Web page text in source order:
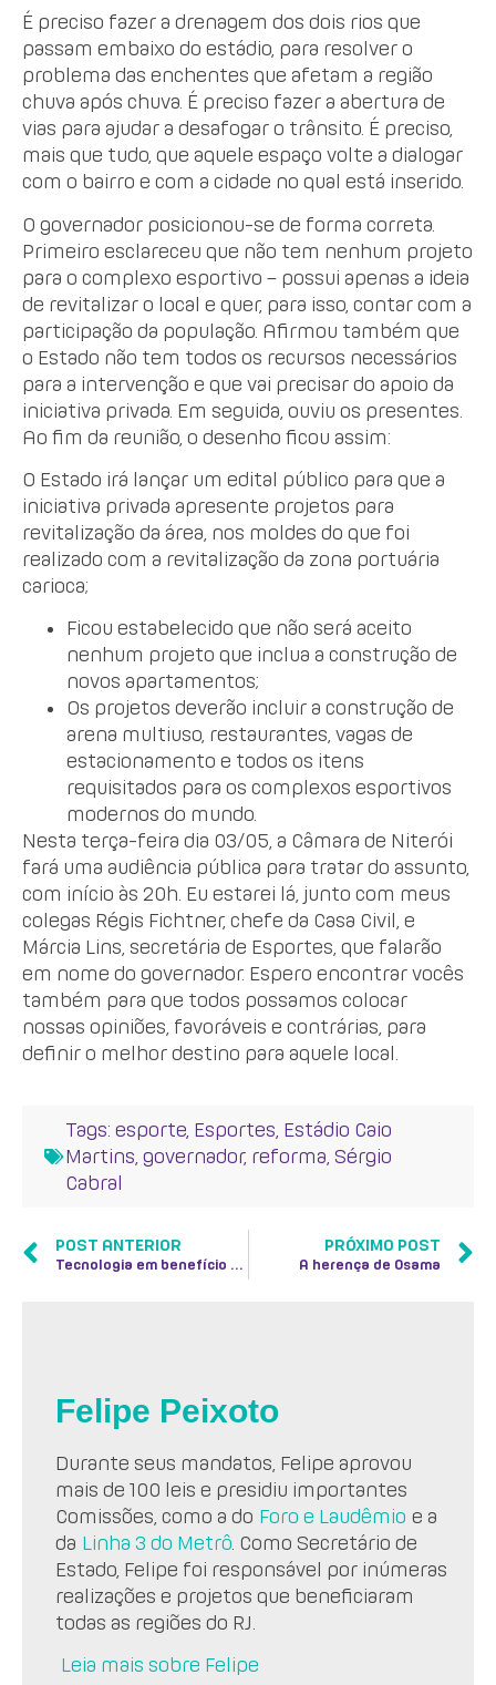
É preciso fazer a drenagem dos dois rios que
passam embaixo do estádio, para resolver o
problema das enchentes que afetam a região
chuva após chuva. É preciso fazer a abertura de
vias para ajudar a desafogar o trânsito. É preciso,
mais que tudo, que aquele espaço volte a dialogar
com o bairro e com a cidade no qual está inserido.
O governador posicionou-se de forma correta.
Primeiro esclareceu que não tem nenhum projeto
para o complexo esportivo – possui apenas a ideia
de revitalizar o local e quer, para isso, contar com a
participação da população. Afirmou também que
o Estado não tem todos os recursos necessários
para a intervenção e que vai precisar do apoio da
iniciativa privada. Em seguida, ouviu os presentes.
Ao fim da reunião, o desenho ficou assim:
O Estado irá lançar um edital público para que a
iniciativa privada apresente projetos para
revitalização da área, nos moldes do que foi
realizado com a revitalização da zona portuária
carioca;
Ficou estabelecido que não será aceito
nenhum projeto que inclua a construção de
novos apartamentos;
Os projetos deverão incluir a construção de
arena multiuso, restaurantes, vagas de
estacionamento e todos os itens
requisitados para os complexos esportivos
modernos do mundo.
Nesta terça-feira dia 03/05, a Câmara de Niterói
fará uma audiência pública para tratar do assunto,
com início às 20h. Eu estarei lá, junto com meus
colegas Régis Fichtner, chefe da Casa Civil, e
Márcia Lins, secretária de Esportes, que falarão
em nome do governador. Espero encontrar vocês
também para que todos possamos colocar
nossas opiniões, favoráveis e contrárias, para
definir o melhor destino para aquele local.
Tags: esporte Esportes Estádio Caio
Martins governador, reforma Sérgio
Cabral
POST ANTERIOR
Tecnologia em benefício dos produtores rurais
PRÓXIMO POST
A herença de Osama
Felipe Peixoto
Durante seus mandatos, Felipe aprovou
mais de 100 leis e presidiu importantes
Comissões, como a do Foro e Laudêmio e a
da Linha 3 do Metrô . Como Secretário de
Estado, Felipe foi responsável por inúmeras
realizações e projetos que beneficiaram
todas as regiões do RJ.
Leia mais sobre Felipe